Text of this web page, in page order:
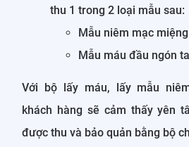
thu 1 trong 2 loại mẫu sau:
Mẫu niêm mạc miệng
Mẫu máu đầu ngón
Với bộ lấy máu, lấy mẫu
khách hàng sẽ cảm thấy yên
được thu và bảo quản bằng bộ